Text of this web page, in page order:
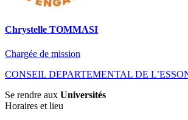
Chrystelle TOMMASI
Chargée de mission
CONSEIL DEPARTEMENTAL DE
Se rendre aux Universités
Horaires et lieu